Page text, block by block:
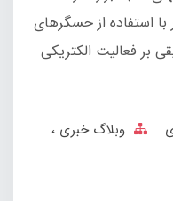
با استفاده از حسگرهای
بر فعالیت الکتریکی
وبلاگ خبری